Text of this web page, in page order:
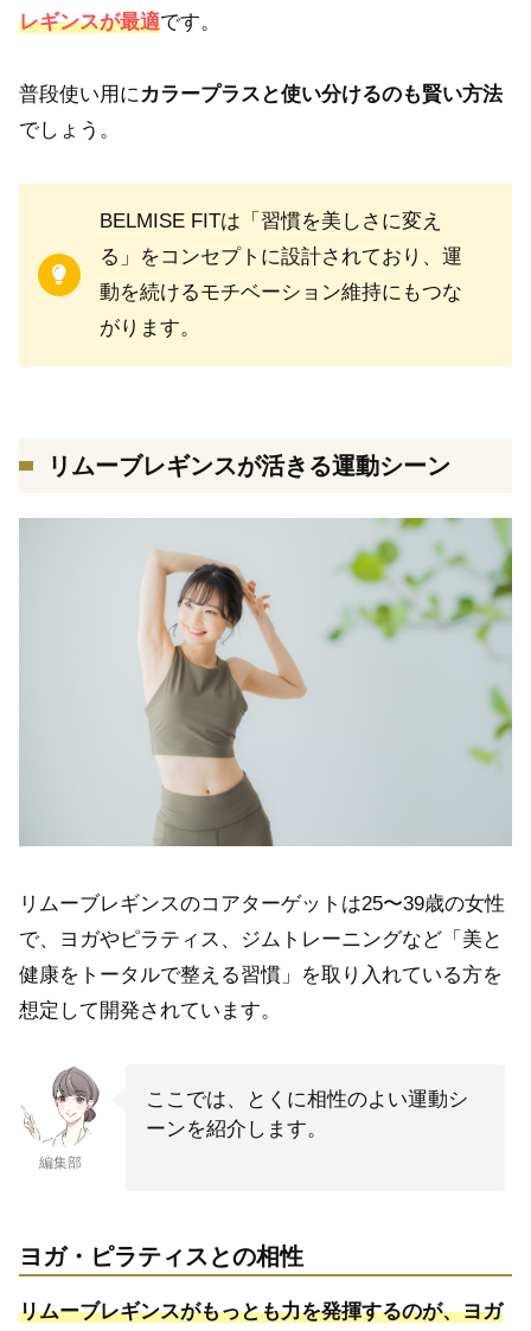
レギンスが最適です。
普段使い用に カラープラスと使い分けるのも賢い方法
でしょう。
BELMISE FITは「習慣を美しさに変え
る」をコンセプトに設計されており、運
動を続けるモチベーション維持にもつな
がります。
リムーブレギンスが活きる運動シーン
リムーブレギンスのコアターゲットは25〜39歳の女性
で、ヨガやピラティス、ジムトレーニングなど「美と
健康をトータルで整える習慣」を取り入れている方を
想定して開発されています。
編集部
ここでは、とくに相性のよい運動シ
ーンを紹介します。
ヨガ・ピラティスとの相性
リムーブレギンスがもっとも力を発揮するのが、ヨガ